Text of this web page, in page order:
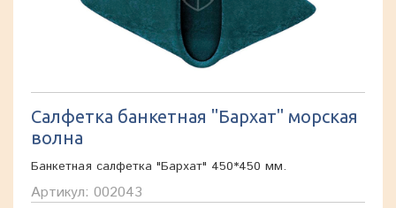
Салфетка банкетная "Бархат" морская
волна
Банкетная салфетка "Бархат" 450*450 мм.
Артикул: 002043